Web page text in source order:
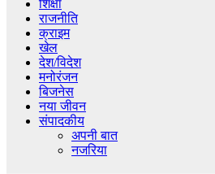
शिक्षा
राजनीति
क्राइम
खेल
देश/विदेश
मनोरंजन
बिजनेस
नया जीवन
संपादकीय
अपनी बात
नजरिया